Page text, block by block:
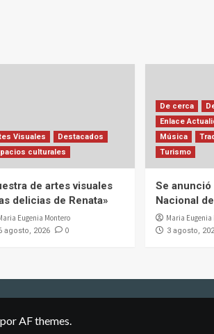
Visuales
Destacados
culturales
de artes visuales
delicias de Renata»
Eugenia Montero
agosto, 2026 0
De cerca
Enlace
Música
Turismo
Se anunció
Nacional
Maria Eugenia
3 agosto,
por AF themes.